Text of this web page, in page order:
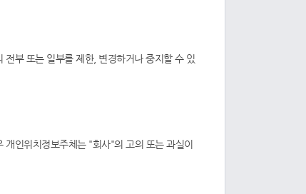
부 또는 일부를 제한, 변경하거나 중지할 수 있
인위치정보주체는 "회사"의 고의 또는 과실이